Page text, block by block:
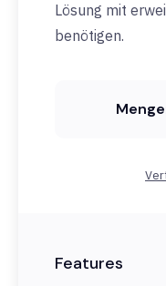
Lösung mit
benötigen.
Features